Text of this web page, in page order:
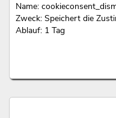
Name:
Zweck: Speichert die
Ablauf: 1 Tag